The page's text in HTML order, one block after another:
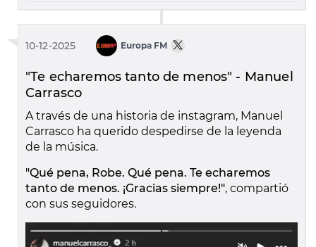
10-12-2025 Europa FM
"Te echaremos tanto de menos" - Manuel
Carrasco
A través de una historia de instagram, Manuel
Carrasco ha querido despedirse de la leyenda
de la música.
"Qué pena, Robe. Qué pena. Te echaremos
tanto de menos. ¡Gracias siempre!", compartió
con sus seguidores.